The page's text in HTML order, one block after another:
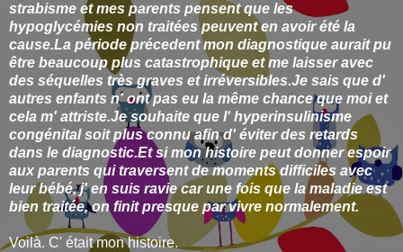
strabisme et mes parents pensent que les
hypoglycémies non traitées peuvent en avoir été la
cause.La période précedent mon diagnostique aurait pu
être beaucoup plus catastrophique et me laisser avec
des séquelles très graves et irréversibles.Je sais que d'
autres enfants n' ont pas eu la même chance que moi et
cela m' attriste.Je souhaite que l' hyperinsulinisme
congénital soit plus connu afin d' éviter des retards
dans le diagnostic.Et si mon histoire peut donner espoir
aux parents qui traversent de moments difficiles avec
leur bébé, j' en suis ravie car une fois que la maladie est
bien traitée, on finit presque par vivre normalement.
Voilà. C' était mon histoire.